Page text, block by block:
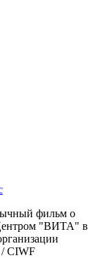
фильм о
"ВИТА" в
/ CIWF